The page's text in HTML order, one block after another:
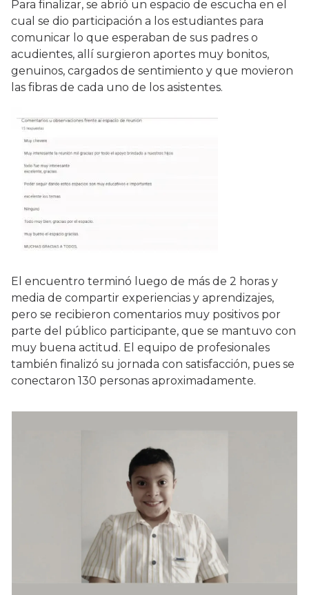
Para finalizar, se abrió un espacio de escucha en el
cual se dio participación a los estudiantes para
comunicar lo que esperaban de sus padres o
acudientes, allí surgieron aportes muy bonitos,
genuinos, cargados de sentimiento y que movieron
las fibras de cada uno de los asistentes.
El encuentro terminó luego de más de 2 horas y
media de compartir experiencias y aprendizajes,
pero se recibieron comentarios muy positivos por
parte del público participante, que se mantuvo con
muy buena actitud. El equipo de profesionales
también finalizó su jornada con satisfacción, pues se
conectaron 130 personas aproximadamente.